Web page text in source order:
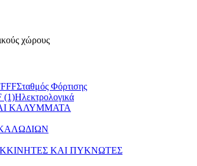
χώρους
Σταθμός Φόρτισης
Ηλεκτρολογικά
ΚΑΛΥΜΜΑΤΑ
ΚΑΙ ΠΥΚΝΩΤΕΣ